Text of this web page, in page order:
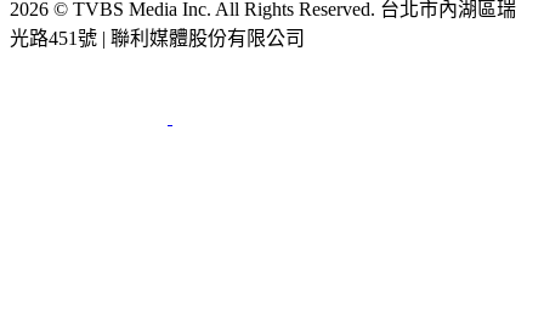
2026 © TVBS Media Inc. All Rights Reserved. 台北市內湖區瑞
光路451號 | 聯利媒體股份有限公司